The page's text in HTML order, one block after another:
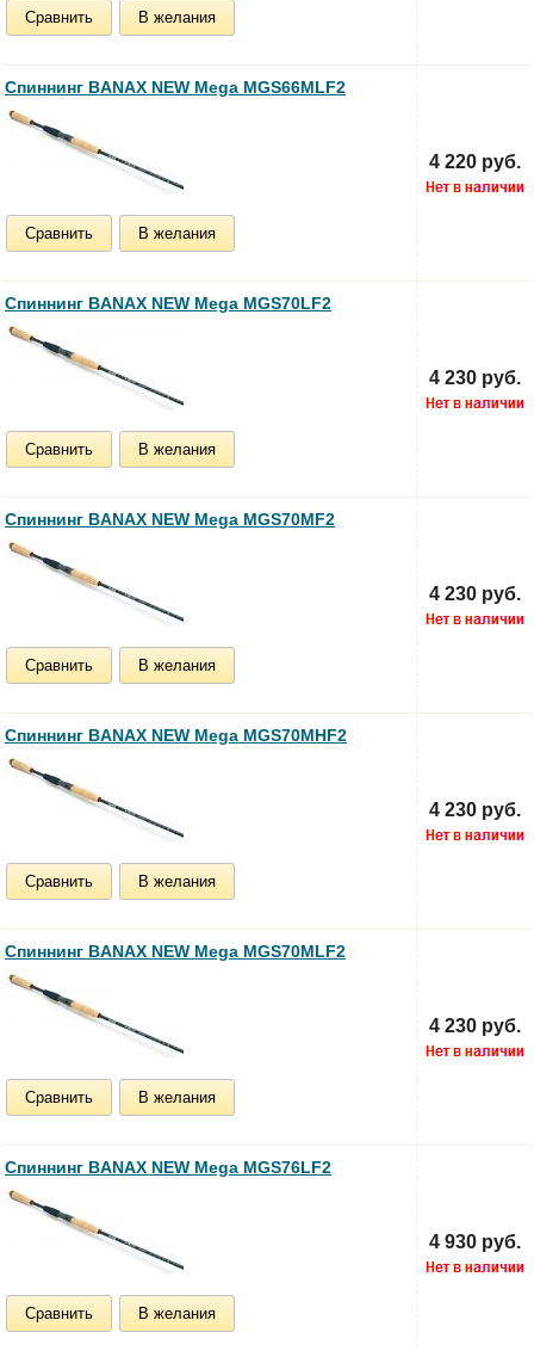
Сравнить В желания
Спиннинг BANAX NEW Mega MGS66MLF2
Сравнить В желания
4 220 руб.
Спиннинг BANAX NEW Mega MGS70LF2
Сравнить В желания
4 230 руб.
Спиннинг BANAX NEW Mega MGS70MF2
Сравнить В желания
4 230 руб.
Спиннинг BANAX NEW Mega MGS70MHF2
Сравнить В желания
4 230 руб.
Спиннинг BANAX NEW Mega MGS70MLF2
Сравнить В желания
4 230 руб.
Спиннинг BANAX NEW Mega MGS76LF2
Сравнить В желания
4 930 руб.